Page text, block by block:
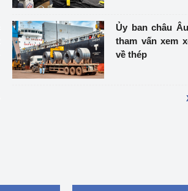
Ủy ban châu
tham vấn xem
về thép